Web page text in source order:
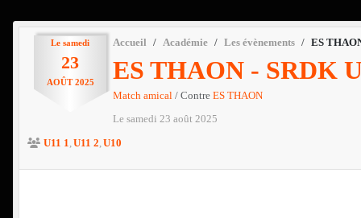
Le samedi
23
AOÛT 2025
Accueil Académie Les évènements ES
ES THAON - SRDK
Match amical / Contre ES THAON
Le samedi 23 août 2025
U11 1 U11 2 U10